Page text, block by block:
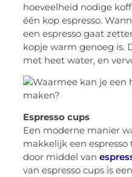
hoeveelheid nodige
één kop espresso.
een espresso gaat
kopje warm genoeg is.
met heet water, en
Espresso cups
Een moderne manier
makkelijk een
door middel van
van espresso cups is